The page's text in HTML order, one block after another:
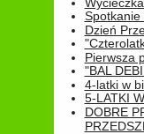
Spotkanie
Dzień
Pierwsza
"BAL
4-latki w
5-LATKI
DOBRE